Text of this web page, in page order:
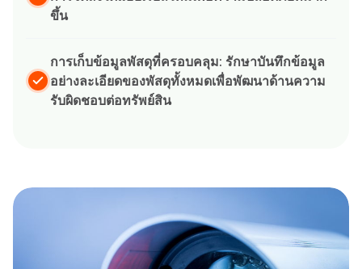
ขึ้น
การเก็บข้อมูลพัสดุที่ครอบคลุม: รักษาบันทึกข้อมูล
อย่างละเอียดของพัสดุทั้งหมดเพื่อพัฒนาด้านความ
รับผิดชอบต่อทรัพย์สิน